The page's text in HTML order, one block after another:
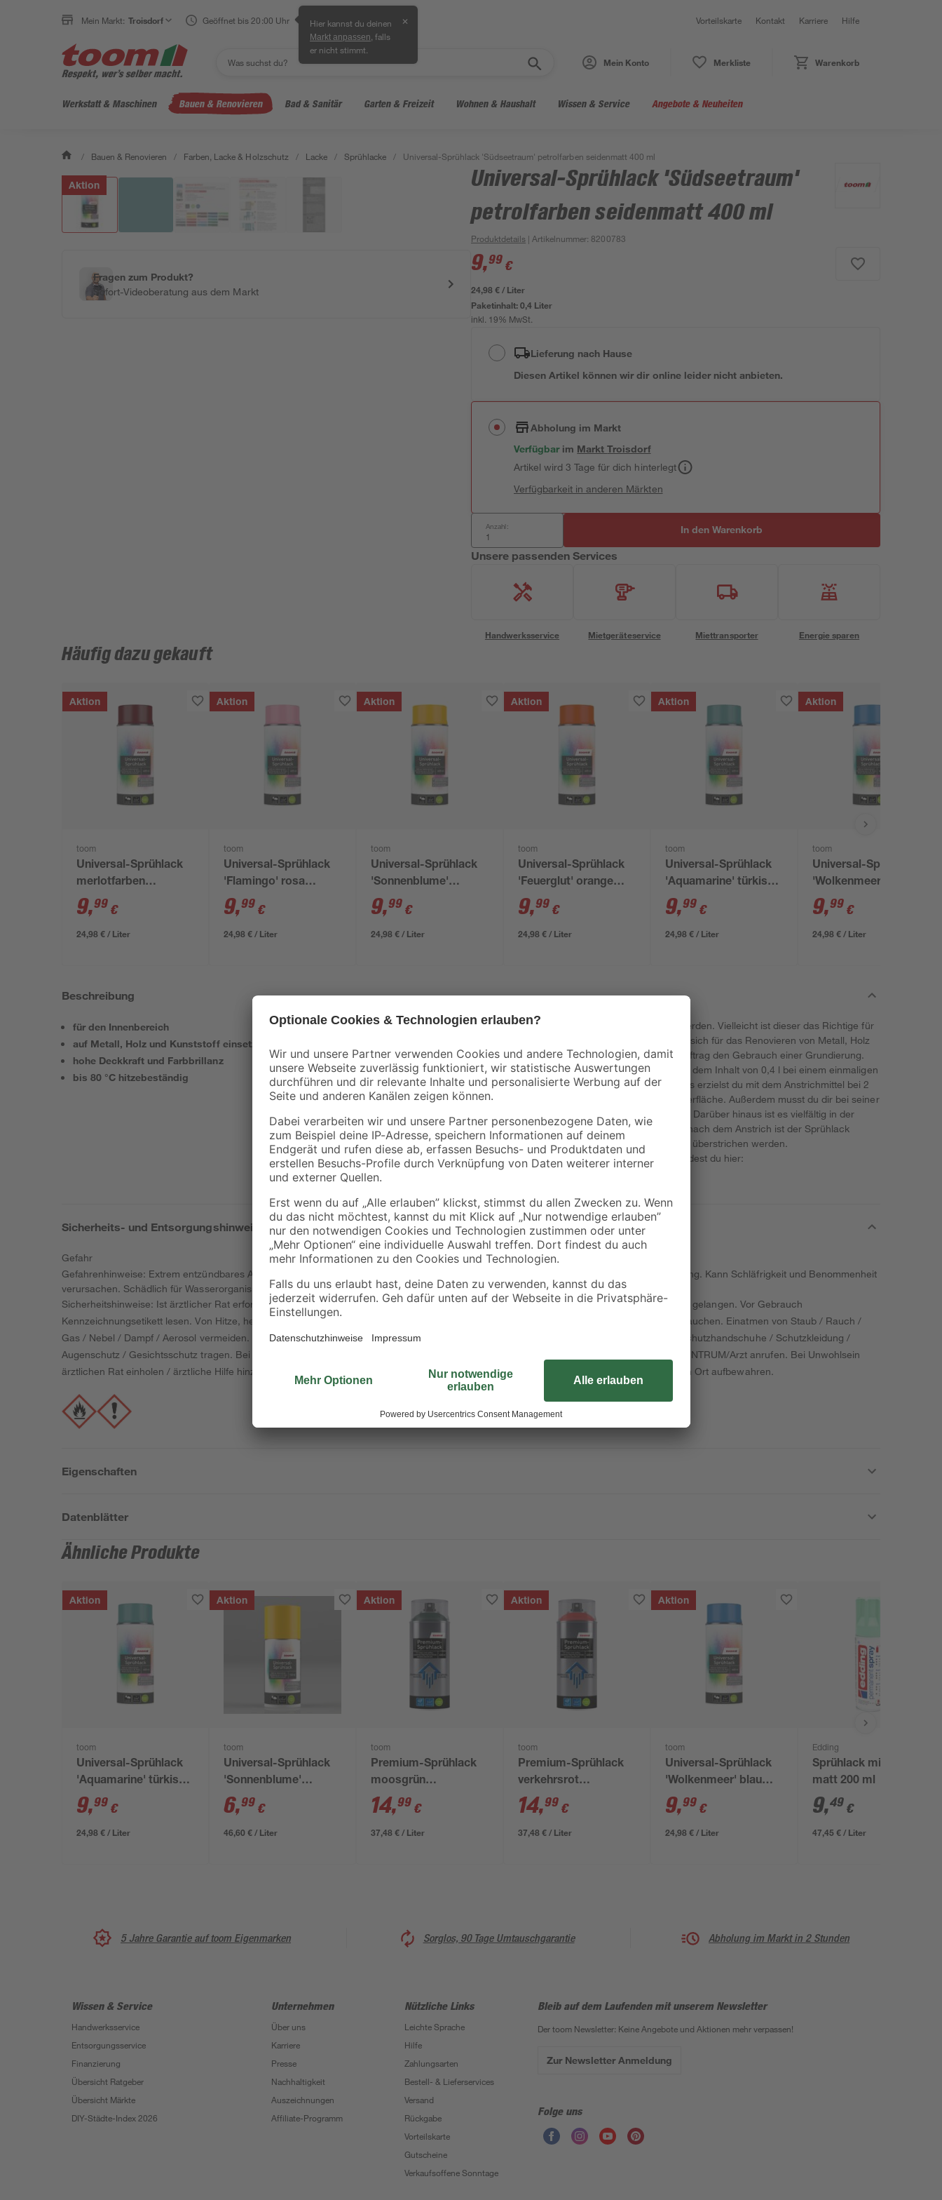
Mein Markt: Troisdorf Geöffnet bis 20:00 Uhr Hier kannst du deinen
Markt anpassen , falls
er nicht stimmt.
✕ Vorteilskarte Kontakt Karriere Hilfe
Mein Konto Merkliste Warenkorb
Werkstatt & Maschinen Bauen & Renovieren Bad & Sanitär Garten & Freizeit Wohnen & Haushalt Wissen & Service Angebote & Neuheiten
/ Bauen & Renovieren / Farben, Lacke & Holzschutz / Lacke / Sprühlacke / Universal-Sprühlack 'Südseetraum' petrolfarben seidenmatt 400 ml
Aktion
Fragen zum Produkt?
Sofort-Videoberatung aus dem Markt
Universal-Sprühlack 'Südseetraum'
petrolfarben seidenmatt 400 ml
Produktdetails | Artikelnummer: 8200783
9,99 €
24,98 € / Liter
Paketinhalt:0,4 Liter
inkl. 19% MwSt.
Lieferung nach Hause
Diesen Artikel können wir dir online leider nicht anbieten.
Abholung im Markt
Verfügbar im MarktTroisdorf
Artikel wird 3 Tage für dich hinterlegt
Verfügbarkeit in anderen Märkten
Anzahl: In den Warenkorb
Unsere passenden Services
Handwerksservice Mietgeräteservice Miettransporter Energie sparen
Häufig dazu gekauft
Aktion
toom
Universal-Sprühlack
merlotfarben
seidenmatt 400 ml
9,99 €
24,98 € / Liter
Aktion
toom
Universal-Sprühlack
'Flamingo' rosa
seidenmatt 400 ml
9,99 €
24,98 € / Liter
Aktion
toom
Universal-Sprühlack
'Sonnenblume'
orangegelb
seidenmatt 400 ml
9,99 €
24,98 € / Liter
Aktion
toom
Universal-Sprühlack
'Feuerglut' orange
seidenmatt 400 ml
9,99 €
24,98 € / Liter
Aktion
toom
Universal-Sprühlack
'Aquamarine' türkis
seidenmatt 400 ml
9,99 €
24,98 € / Liter
Aktion
toom
Universal-Sprühlack
'Wolkenmeer' blau
seidenmatt 400 ml
9,99 €
24,98 € / Liter
Beschreibung
für den Innenbereich
auf Metall, Holz und Kunststoff einsetzbar
hohe Deckkraft und Farbbrillanz
bis 80 °C hitzebeständig
Lacke können in vielen Bereichen verwendet werden. Vielleicht ist dieser das Richtige für
dein Projekt? Dieser Sprühlack von Toom eignet sich für das Renovieren von Metall, Holz
und Kunststoff. Dabei empfehlen wir vor dem Auftrag den Gebrauch einer Grundierung.
Größere Flächen von bis zu 2 m² lassen sich mit dem Inhalt von 0,4 l bei einem einmaligen
Anstrich behandeln. Ein ansprechendes Ergebnis erzielst du mit dem Anstrichmittel bei 2
Anstrichen. So schaffst du eine seidenmatte Oberfläche. Außerdem musst du dir bei seiner
Nutzung im Innenbereich keine Sorgen machen. Darüber hinaus ist es vielfältig in der
Streichart, da es lösemittelhaltig ist. 30 Minuten nach dem Anstrich ist der Sprühlack
schließlich getrocknet und kann nach 6 Stunden überstrichen werden.
Weitere Hinweise zu deinem Projekt mit Lack findest du hier:
www.toom.de/b/eigenmarke/farben/lacke
Sicherheits- und Entsorgungshinweise
Gefahr
Gefahrenhinweise: Extrem entzündbares Aerosol. Behälter steht unter Druck: kann bei Erwärmung bersten. Verursacht schwere Augenreizung. Kann Schläfrigkeit und Benommenheit
verursachen. Schädlich für Wasserorganismen mit langfristiger Wirkung.
Sicherheitshinweise: Ist ärztlicher Rat erforderlich, Verpackung oder Kennzeichnungsetikett bereithalten. Darf nicht in die Hände von Kindern gelangen. Vor Gebrauch
Kennzeichnungsetikett lesen. Von Hitze, heißen Oberflächen, Funken, offenen Flammen sowie anderen Zündquellenarten fernhalten. Nicht rauchen. Einatmen von Staub / Rauch /
Gas / Nebel / Dampf / Aerosol vermeiden. Nur im Freien oder in gut belüfteten Räumen verwenden. Freisetzung in die Umwelt vermeiden. Schutzhandschuhe / Schutzkleidung /
Augenschutz / Gesichtsschutz tragen. Bei Kontakt mit der Haut: Mit viel Wasser und Seife waschen. Bei Unwohlsein GIFTINFORMATIONSZENTRUM/Arzt anrufen. Bei Unwohlsein
ärztlichen Rat einholen / ärztliche Hilfe hinzuziehen. Verschüttete Mengen aufnehmen. In einem geschlossenen Behälter an einem trockenen Ort aufbewahren.
Eigenschaften
Datenblätter
Ähnliche Produkte
Aktion
toom
Universal-Sprühlack
'Aquamarine' türkis
seidenmatt 400 ml
9,99 €
24,98 € / Liter
Aktion
toom
Universal-Sprühlack
'Sonnenblume'
orangegelb
seidenmatt 150 ml
6,99 €
46,60 € / Liter
Aktion
toom
Premium-Sprühlack
moosgrün
seidenmatt 400 ml
14,99 €
37,48 € / Liter
Aktion
toom
Premium-Sprühlack
verkehrsrot
seidenmatt 400 ml
14,99 €
37,48 € / Liter
Aktion
toom
Universal-Sprühlack
'Wolkenmeer' blau
seidenmatt 400 ml
9,99 €
24,98 € / Liter
Edding
Sprühlack minzgrün
matt 200 ml
9,49 €
47,45 € / Liter
5 Jahre Garantie auf toom Eigenmarken Sorglos, 90 Tage Umtauschgarantie Abholung im Markt in 2 Stunden
Wissen & Service
Handwerksservice
Entsorgungsservice
Finanzierung
Übersicht Ratgeber
Übersicht Märkte
DIY-Städte-Index 2026
Unternehmen
Über uns
Karriere
Presse
Nachhaltigkeit
Auszeichnungen
Affiliate-Programm
Nützliche Links
Leichte Sprache
Hilfe
Zahlungsarten
Bestell- & Lieferservices
Versand
Rückgabe
Vorteilskarte
Gutscheine
Verkaufsoffene Sonntage
Bleib auf dem Laufenden mit unserem Newsletter
Der toom Newsletter: Keine Angebote und Aktionen mehr verpassen!
Zur Newsletter Anmeldung
Folge uns